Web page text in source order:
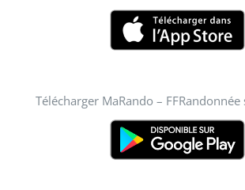
Télécharger MaRando – FFRandonnée